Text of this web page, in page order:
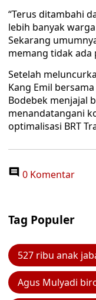
“Terus ditambahi
lebih banyak
Sekarang
memang tidak ada
Setelah
Kang Emil
Bodebek menjajal
menandatangani
optimalisasi BRT
0 Komentar
Tag Populer
527 ribu anak
Agus Mulyadi